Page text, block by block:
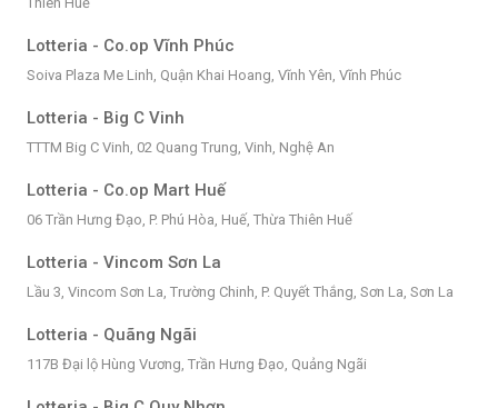
Lotteria - Co.op Vĩnh Phúc
Soiva Plaza Me Linh, Quận Khai Hoang, Vĩnh Yên, Vĩnh Phúc
Lotteria - Big C Vinh
TTTM Big C Vinh, 02 Quang Trung, Vinh, Nghệ An
Lotteria - Co.op Mart Huế
06 Trần Hưng Đạo, P. Phú Hòa, Huế, Thừa Thiên Huế
Lotteria - Vincom Sơn La
Lầu 3, Vincom Sơn La, Trường Chinh, P. Quyết Thắng, Sơn La, Sơn La
Lotteria - Quãng Ngãi
117B Đại lộ Hùng Vương, Trần Hưng Đạo, Quảng Ngãi